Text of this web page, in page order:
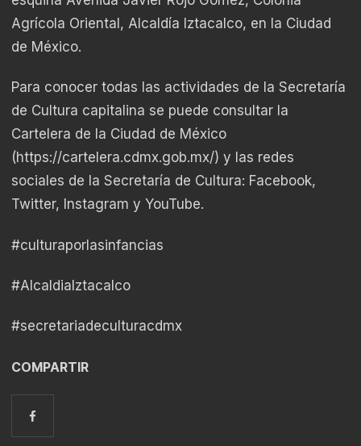
Agrícola Oriental, Alcaldía Iztacalco, en la Ciudad
de México.
Para conocer todas las actividades de la Secretaría
de Cultura capitalina se puede consultar la
Cartelera de la Ciudad de México
(https://cartelera.cdmx.gob.mx/) y las redes
sociales de la Secretaría de Cultura: Facebook,
Twitter, Instagram y YouTube.
#culturaporlasinfancias
#AlcaldiaIztacalco
#secretariadeculturacdmx
COMPARTIR